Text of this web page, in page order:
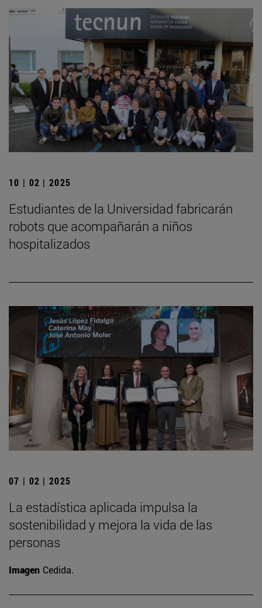
10 | 02 | 2025
Estudiantes de la Universidad fabricarán
robots que acompañarán a niños
hospitalizados
07 | 02 | 2025
La estadística aplicada impulsa la
sostenibilidad y mejora la vida de las
personas
Imagen Cedida.